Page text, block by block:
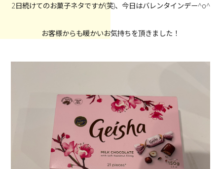
2日続けてのお菓子ネタですが(笑)、今日はバレンタインデー^o^
お客様からも暖かいお気持ちを頂きました！